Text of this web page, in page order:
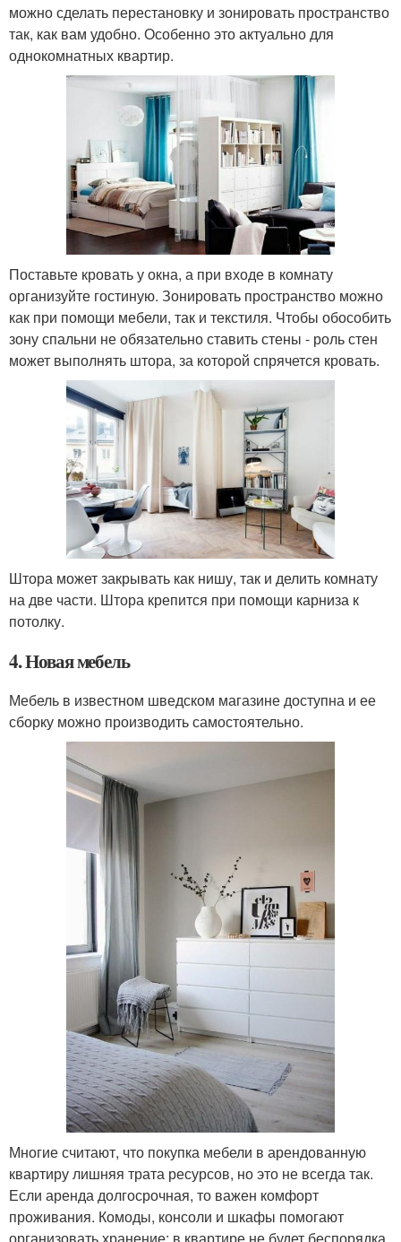
можно сделать перестановку и зонировать пространство
так, как вам удобно. Особенно это актуально для
однокомнатных квартир.
Поставьте кровать у окна, а при входе в комнату
организуйте гостиную. Зонировать пространство можно
как при помощи мебели, так и текстиля. Чтобы обособить
зону спальни не обязательно ставить стены - роль стен
может выполнять штора, за которой спрячется кровать.
Штора может закрывать как нишу, так и делить комнату
на две части. Штора крепится при помощи карниза к
потолку.
4. Новая мебель
Мебель в известном шведском магазине доступна и ее
сборку можно производить самостоятельно.
Многие считают, что покупка мебели в арендованную
квартиру лишняя трата ресурсов, но это не всегда так.
Если аренда долгосрочная, то важен комфорт
проживания. Комоды, консоли и шкафы помогают